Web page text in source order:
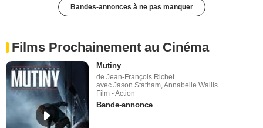
Bandes-annonces à ne pas manquer
Films Prochainement au Cinéma
Mutiny
de Jean-François Richet
avec Jason Statham, Annabelle Wallis
Film - Action
Bande-annonce